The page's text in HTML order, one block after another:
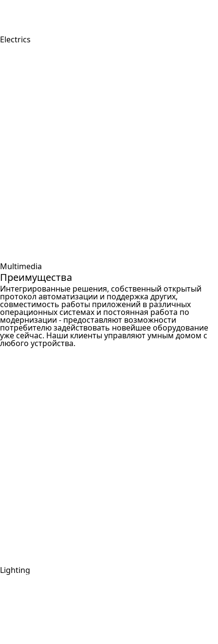
Electrics
Multimedia
Преимущества
Интегрированные решения, собственный открытый
протокол автоматизации и поддержка других,
совместимость работы приложений в различных
операционных системах и постоянная работа по
модернизации - предоставляют возможности
потребителю задействовать новейшее оборудование
уже сейчас. Наши клиенты управляют умным домом с
любого устройства.
Lighting